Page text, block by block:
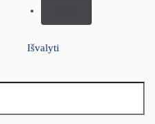
Išvalyti